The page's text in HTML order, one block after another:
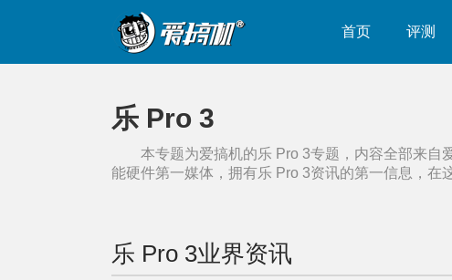
首页 评测
乐 Pro 3
本专题为爱搞机的乐 Pro 3专题，内容全部来自
能硬件第一媒体，拥有乐 Pro 3资讯的第一信息，在
乐 Pro 3业界资讯